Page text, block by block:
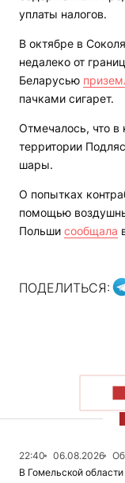
уплаты налогов.
В октябре в
недалеко от
Беларусью
пачками сигарет.
Отмечалось, что в
территории
шары.
О попытках
помощью
Польши сообщала
ПОДЕЛИТЬСЯ:
22:40 06.08.2026
В Гомельской